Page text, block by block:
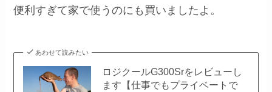
便利すぎて家で使うのにも買いましたよ。
あわせて読みたい
ロジクールG300Srをレビューし
ます【仕事でもプライベートで